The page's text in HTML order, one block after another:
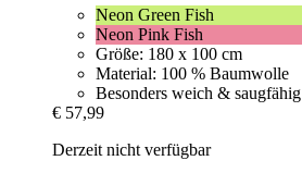
Neon Green Fish
Neon Pink Fish
Größe: 180 x 100 cm
Material: 100 % Baumwolle
Besonders weich & saugfähig
€ 57,99
Derzeit nicht verfügbar